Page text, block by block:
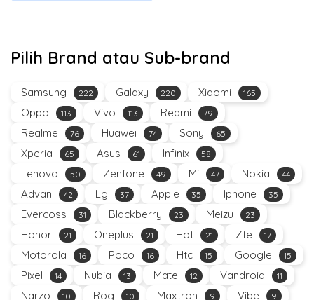
Pilih Brand atau Sub-brand
Samsung 222 Galaxy 220 Xiaomi 165
Oppo 113 Vivo 113 Redmi 79
Realme 76 Huawei 74 Sony 65
Xperia 65 Asus 61 Infinix 58
Lenovo 50 Zenfone 49 Mi 47 Nokia 44
Advan 42 Lg 37 Apple 35 Iphone 35
Evercoss 31 Blackberry 23 Meizu 23
Honor 21 Oneplus 21 Hot 21 Zte 17
Motorola 16 Poco 16 Htc 15 Google 15
Pixel 14 Nubia 13 Mate 12 Vandroid 11
Narzo 10 Rog 10 Maxtron 9 Vibe 9